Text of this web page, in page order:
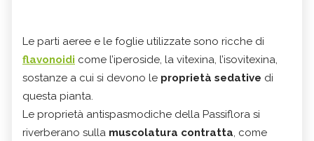
Le parti aeree e le foglie utilizzate sono ricche di
flavonoidi come l’iperoside, la vitexina, l’isovitexina,
sostanze a cui si devono le proprietà sedative di
questa pianta.
Le proprietà antispasmodiche della Passiflora si
riverberano sulla muscolatura contratta, come